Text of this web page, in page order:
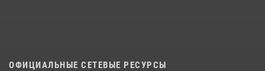
ОФИЦИАЛЬНЫЕ СЕТЕВЫЕ РЕСУРСЫ